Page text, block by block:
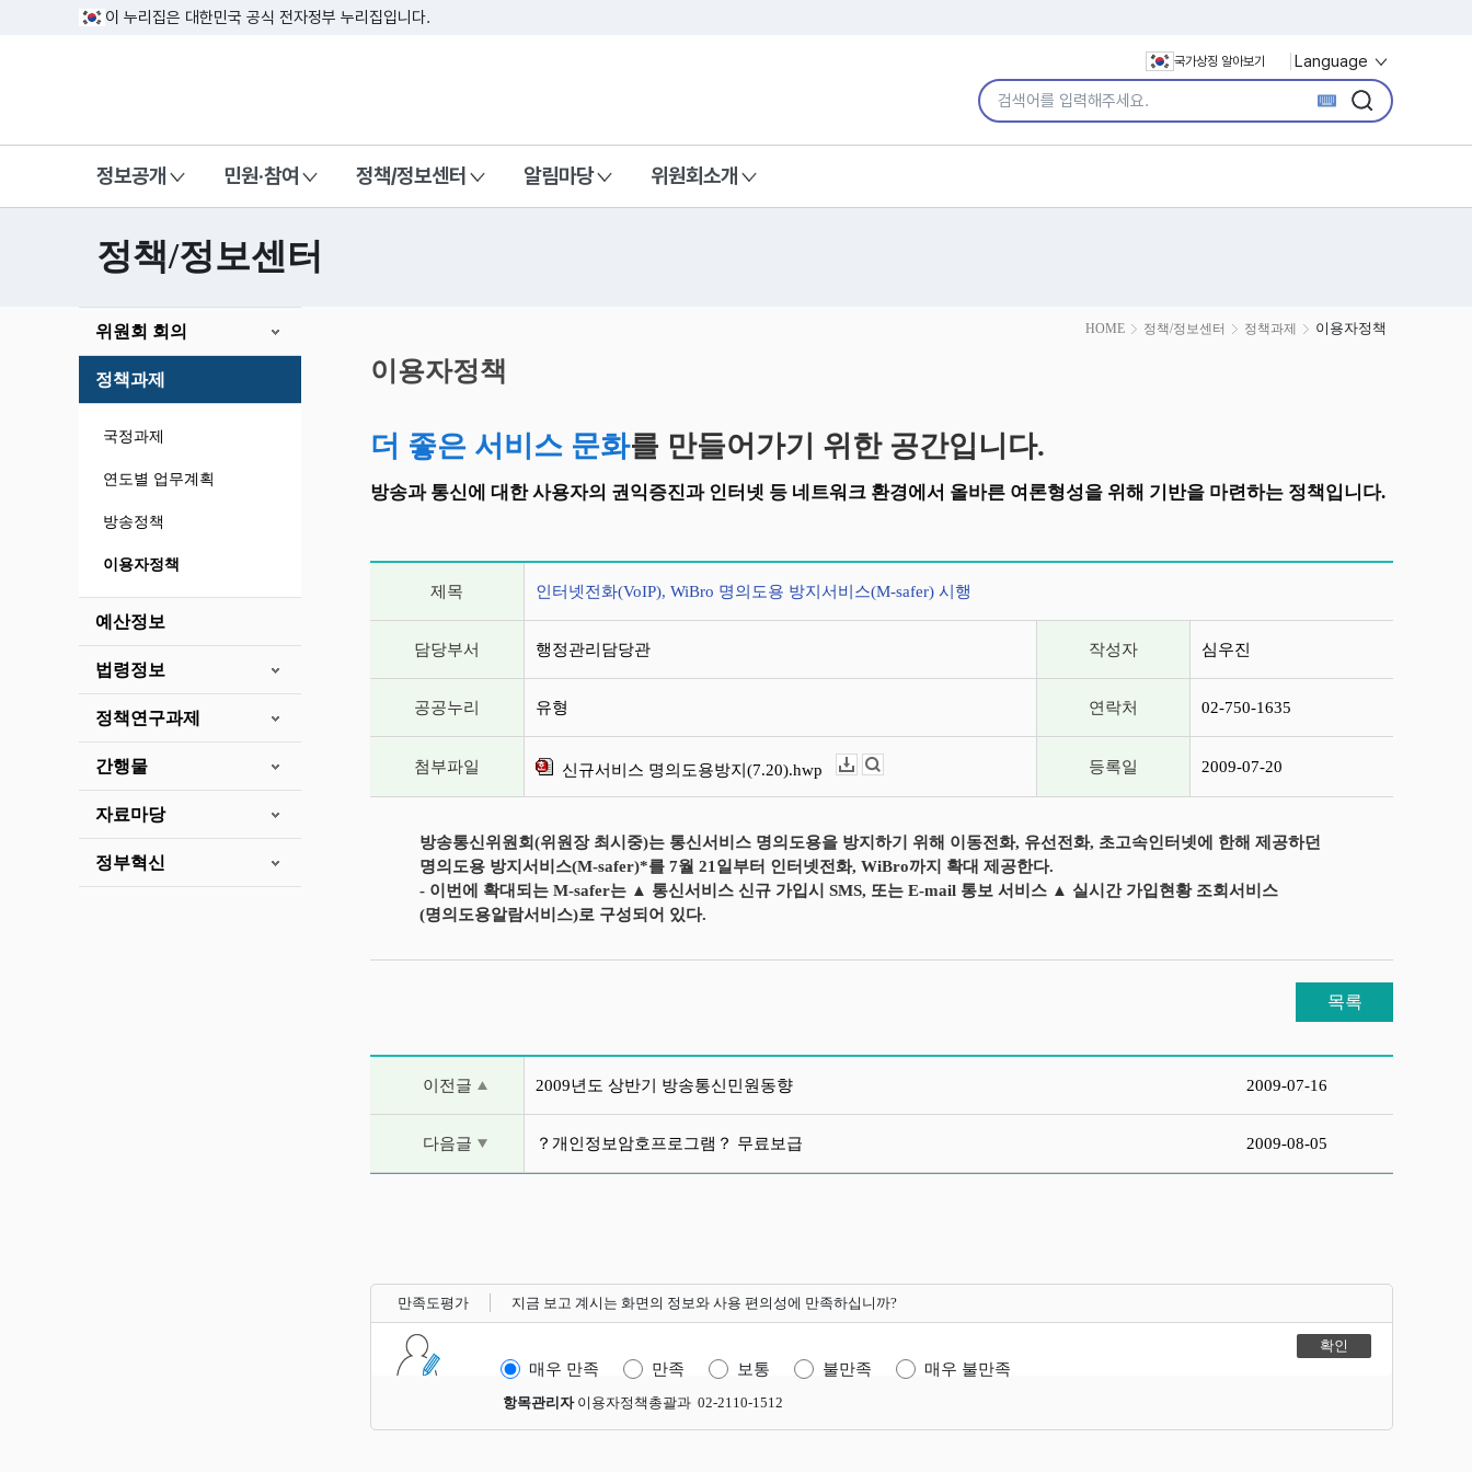
이 누리집은 대한민국 공식 전자정부 누리집입니다.
국가상징 알아보기 Language
통합검색어 입력
검색
검색
정보공개 민원·참여 정책/정보센터 알림마당 위원회소개
정책/정보센터
위원회 회의
정책과제
국정과제
연도별 업무계획
방송정책
이용자정책
예산정보
법령정보
정책연구과제
간행물
자료마당
정부혁신
HOME 정책/정보센터 정책과제 이용자정책
시
이용자정책
더 좋은 서비스 문화를 만들어가기 위한 공간입니다.
방송과 통신에 대한 사용자의 권익증진과 인터넷 등 네트워크 환경에서 올바른 여론형성을 위해 기반을 마련하는 정책입니다.
제목 인터넷전화(VoIP), WiBro 명의도용 방지서비스(M-safer) 시행
담당부서 행정관리담당관 작성자 심우진
공공누리 유형 연락처 02-750-1635
첨부파일 신규서비스 명의도용방지(7.20).hwp 등록일 2009-07-20
방송통신위원회(위원장 최시중)는 통신서비스 명의도용을 방지하기 위해 이동전화, 유선전화, 초고속인터넷에 한해 제공하던
명의도용 방지서비스(M-safer)*를 7월 21일부터 인터넷전화, WiBro까지 확대 제공한다.
- 이번에 확대되는 M-safer는 ▲ 통신서비스 신규 가입시 SMS, 또는 E-mail 통보 서비스 ▲ 실시간 가입현황 조회서비스
(명의도용알람서비스)로 구성되어 있다.
목록
이전글 2009년도 상반기 방송통신민원동향 2009-07-16
다음글 ？개인정보암호프로그램？ 무료보급 2009-08-05
만족도평가 지금 보고 계시는 화면의 정보와 사용 편의성에 만족하십니까?
매우 만족 만족 보통 불만족 매우 불만족
항목관리자이용자정책총괄과 02-2110-1512